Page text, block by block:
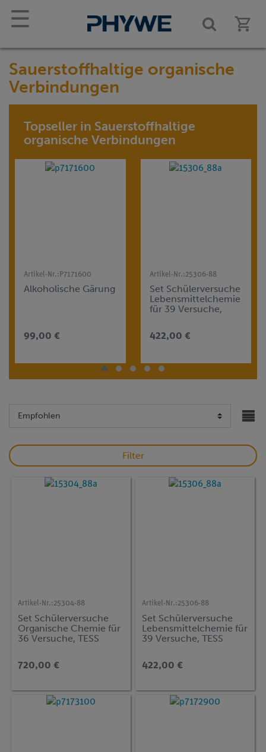
☰
Sauerstoffhaltige organische
Verbindungen
Topseller in Sauerstoffhaltige
organische Verbindungen
Artikel-Nr.: P7171600
Alkoholische Gärung
99,00 €
Artikel-Nr.:25306-88
Set Schülerversuche
Lebensmittelchemie
für 39 Versuche,
422,00 €
Filter
Artikel-Nr.:25304-88
Set Schülerversuche
Organische Chemie für
36 Versuche, TESS
720,00 €
Artikel-Nr.:25306-88
Set Schülerversuche
Lebensmittelchemie für
39 Versuche, TESS
422,00 €